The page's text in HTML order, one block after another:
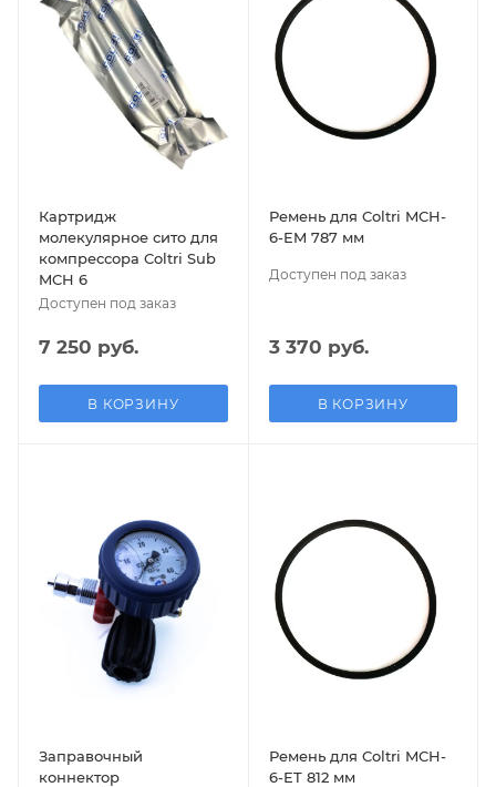
Картридж
молекулярное сито для
компрессора Coltri Sub
MCH 6
Доступен под заказ
7 250 руб.
В КОРЗИНУ
Ремень для Coltri MCH-
6-EM 787 мм
Доступен под заказ
3 370 руб.
В КОРЗИНУ
Заправочный
коннектор
Ремень для Coltri MCH-
6-ET 812 мм